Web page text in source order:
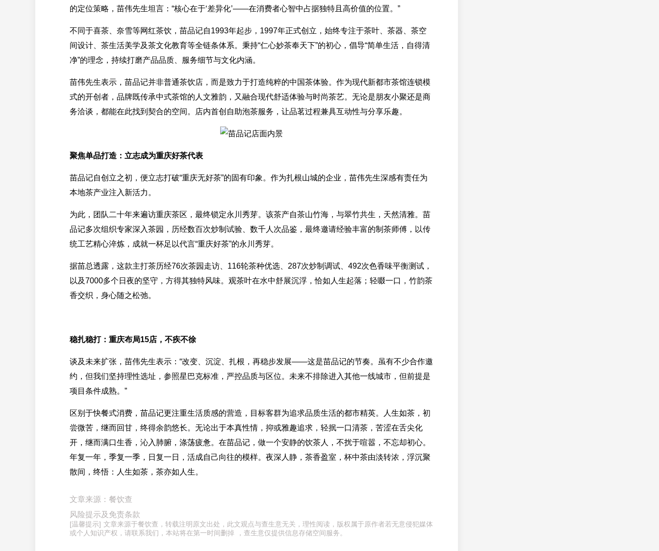
的定位策略，苗伟先生坦言：“核心在于‘差异化’——在消费者心智中占据独特且高价值的位置。”
不同于喜茶、奈雪等网红茶饮，苗品记自1993年起步，1997年正式创立，始终专注于茶叶、茶器、茶空
间设计、茶生活美学及茶文化教育等全链条体系。秉持“仁心妙茶奉天下”的初心，倡导“简单生活，自得清
净”的理念，持续打磨产品品质、服务细节与文化内涵。
苗伟先生表示，苗品记并非普通茶饮店，而是致力于打造纯粹的中国茶体验。作为现代新都市茶馆连锁模
式的开创者，品牌既传承中式茶馆的人文雅韵，又融合现代舒适体验与时尚茶艺。无论是朋友小聚还是商
务洽谈，都能在此找到契合的空间。店内首创自助泡茶服务，让品茗过程兼具互动性与分享乐趣。
聚焦单品打造：立志成为重庆好茶代表
苗品记自创立之初，便立志打破“重庆无好茶”的固有印象。作为扎根山城的企业，苗伟先生深感有责任为
本地茶产业注入新活力。
为此，团队二十年来遍访重庆茶区，最终锁定永川秀芽。该茶产自茶山竹海，与翠竹共生，天然清雅。苗
品记多次组织专家深入茶园，历经数百次炒制试验、数千人次品鉴，最终邀请经验丰富的制茶师傅，以传
统工艺精心淬炼，成就一杯足以代言“重庆好茶”的永川秀芽。
据苗总透露，这款主打茶历经76次茶园走访、116轮茶种优选、287次炒制调试、492次色香味平衡测试，
以及7000多个日夜的坚守，方得其独特风味。观茶叶在水中舒展沉浮，恰如人生起落；轻啜一口，竹韵茶
香交织，身心随之松弛。
稳扎稳打：重庆布局15店，不疾不徐
谈及未来扩张，苗伟先生表示：“改变、沉淀、扎根，再稳步发展——这是苗品记的节奏。虽有不少合作邀
约，但我们坚持理性选址，参照星巴克标准，严控品质与区位。未来不排除进入其他一线城市，但前提是
项目条件成熟。”
区别于快餐式消费，苗品记更注重生活质感的营造，目标客群为追求品质生活的都市精英。人生如茶，初
尝微苦，继而回甘，终得余韵悠长。无论出于本真性情，抑或雅趣追求，轻抿一口清茶，苦涩在舌尖化
开，继而满口生香，沁入肺腑，涤荡疲惫。在苗品记，做一个安静的饮茶人，不扰于喧嚣，不忘却初心。
年复一年，季复一季，日复一日，活成自己向往的模样。夜深人静，茶香盈室，杯中茶由淡转浓，浮沉聚
散间，终悟：人生如茶，茶亦如人生。
文章来源：餐饮查
风险提示及免责条款
[温馨提示] 文章来源于餐饮查，转载注明原文出处，此文观点与查生意无关，理性阅读，版权属于原作者若无意侵犯媒体
或个人知识产权，请联系我们，本站将在第一时间删掉 ，查生意仅提供信息存储空间服务。